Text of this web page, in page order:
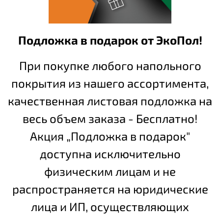
Подложка в подарок от ЭкоПол!
При покупке любого напольного
покрытия из нашего ассортимента,
качественная листовая подложка на
весь объем заказа - Бесплатно!
Акция „Подложка в подарок"
доступна исключительно
физическим лицам и не
распространяется на юридические
лица и ИП, осуществляющих